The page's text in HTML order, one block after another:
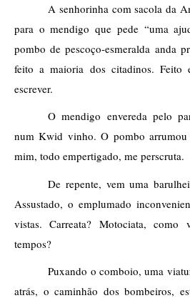
A senhorinha com sacola da
para o mendigo que pede “uma
pombo de pescoço-esmeralda anda
feito a maioria dos citadinos. Feito
escrever.
O mendigo envereda pelo
num Kwid vinho. O pombo arrumou
mim, todo empertigado, me perscruta.
De repente, vem uma
Assustado, o emplumado
vistas. Carreata? Motociata,
tempos?
Puxando o comboio, uma
atrás, o caminhão dos bombeiros,